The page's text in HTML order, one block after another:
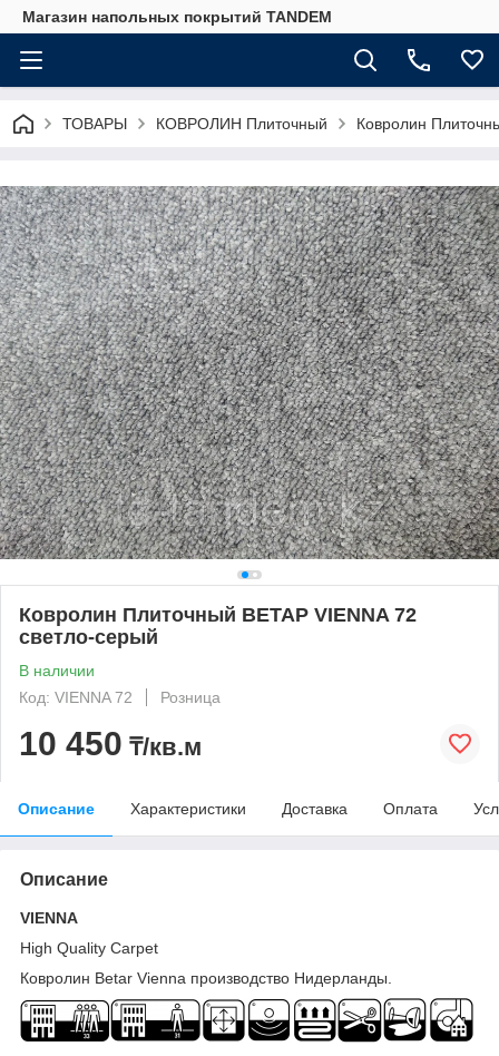
Магазин напольных покрытий TANDEM
ТОВАРЫ КОВРОЛИН Плиточный Ковролин
Ковролин Плиточный BETAP VIENNA 72
светло-серый
В наличии
Код: VIENNA 72
Розница
10 450 ₸/кв.м
Описание Характеристики Доставка Оплата
Описание
VIENNA
High Quality Carpet
Ковролин Betar Vienna производство Нидерланды.